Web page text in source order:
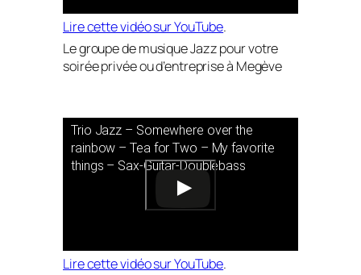
Lire cette vidéo sur YouTube.
Le groupe de musique Jazz pour votre
soirée privée ou d’entreprise à Megève
Trio Jazz – Somewhere over the
rainbow – Tea for Two – My favorite
things – Sax-Guitar-Doublebass
Lire cette vidéo sur YouTube.